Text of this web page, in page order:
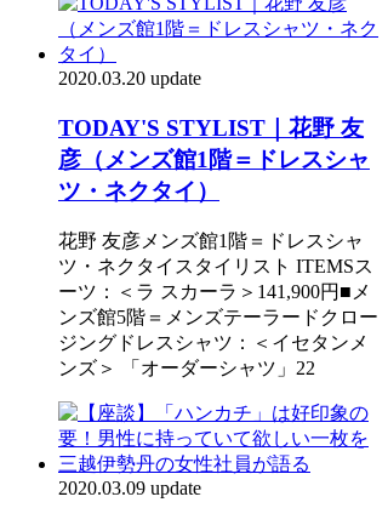
2020.03.20 update
TODAY'S STYLIST｜花野 友
彦（メンズ館1階＝ドレスシャ
ツ・ネクタイ）
花野 友彦メンズ館1階＝ドレスシャ
ツ・ネクタイスタイリスト ITEMSス
ーツ：＜ラ スカーラ＞141,900円■メ
ンズ館5階＝メンズテーラードクロー
ジングドレスシャツ：＜イセタンメ
ンズ＞ 「オーダーシャツ」22
2020.03.09 update